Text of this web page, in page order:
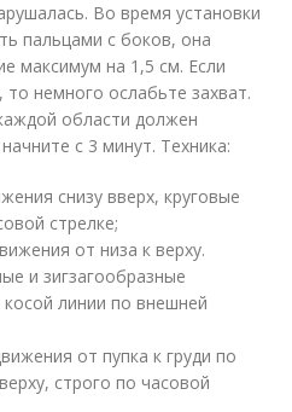
Во время установки
пальцами с боков, она
максимум на 1,5 см. Если
немного ослабьте захват.
области должен
с 3 минут. Техника:
снизу вверх, круговые
стрелке;
от низа к верху.
и зигзагообразные
линии по внешней
от пупка к груди по
строго по часовой